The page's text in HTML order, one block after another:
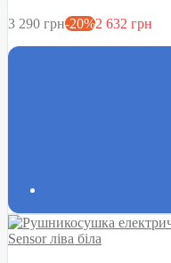
3 290 грн-20%2 632 грн